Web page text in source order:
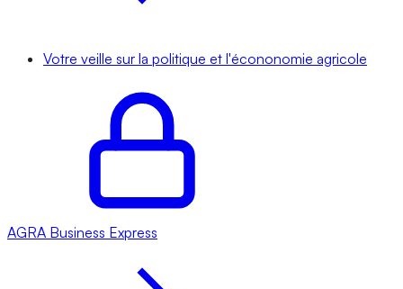
Votre veille sur la politique et l'écononomie agricole
AGRA Business Express